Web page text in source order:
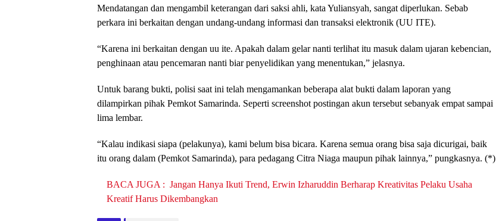
Mendatangan dan mengambil keterangan dari saksi ahli, kata Yuliansyah, sangat diperlukan. Sebab
perkara ini berkaitan dengan undang-undang informasi dan transaksi elektronik (UU ITE).
“Karena ini berkaitan dengan uu ite. Apakah dalam gelar nanti terlihat itu masuk dalam ujaran kebencian,
penghinaan atau pencemaran nanti biar penyelidikan yang menentukan,” jelasnya.
Untuk barang bukti, polisi saat ini telah mengamankan beberapa alat bukti dalam laporan yang
dilampirkan pihak Pemkot Samarinda. Seperti screenshot postingan akun tersebut sebanyak empat sampai
lima lembar.
“Kalau indikasi siapa (pelakunya), kami belum bisa bicara. Karena semua orang bisa saja dicurigai, baik
itu orang dalam (Pemkot Samarinda), para pedagang Citra Niaga maupun pihak lainnya,” pungkasnya. (*)
BACA JUGA : Jangan Hanya Ikuti Trend, Erwin Izharuddin Berharap Kreativitas Pelaku Usaha
Kreatif Harus Dikembangkan